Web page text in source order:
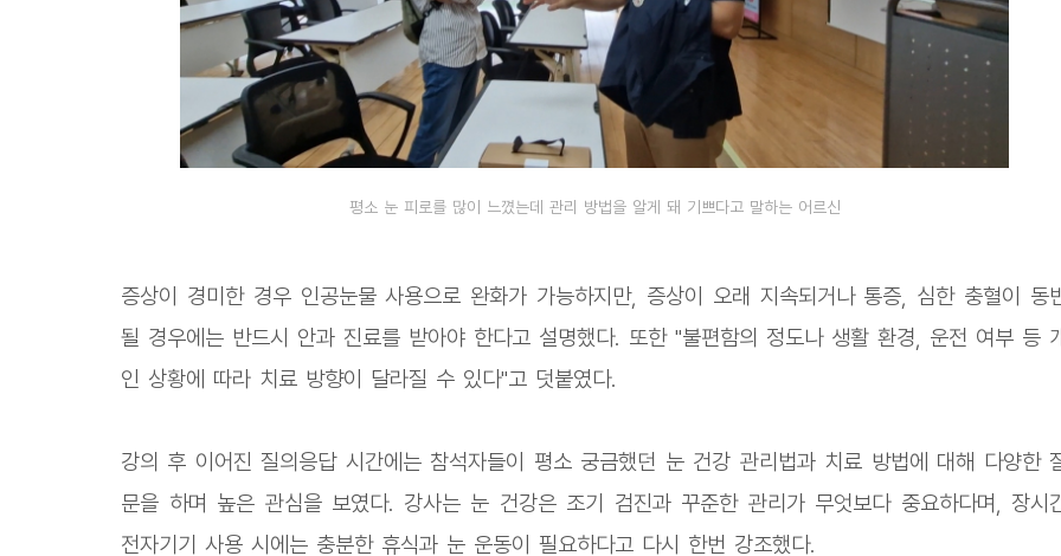
평소 눈 피로를 많이 느꼈는데 관리 방법을 알게 돼 기쁘다고 말하는 어르신
증상이 경미한 경우 인공눈물 사용으로 완화가 가능하지만, 증상이 오래 지속되거나 통증, 심한 충혈이 동
될 경우에는 반드시 안과 진료를 받아야 한다고 설명했다. 또한 "불편함의 정도나 생활 환경, 운전 여부 등
인 상황에 따라 치료 방향이 달라질 수 있다"고 덧붙였다.
강의 후 이어진 질의응답 시간에는 참석자들이 평소 궁금했던 눈 건강 관리법과 치료 방법에 대해 다양한
문을 하며 높은 관심을 보였다. 강사는 눈 건강은 조기 검진과 꾸준한 관리가 무엇보다 중요하다며, 장시
전자기기 사용 시에는 충분한 휴식과 눈 운동이 필요하다고 다시 한번 강조했다.